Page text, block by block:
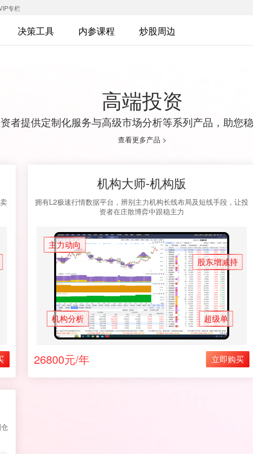
专栏
决策工具 内参课程 炒股周边
高端投资
者提供定制化服务与高级市场分析等系列产品，助您
查看更多产品 >
机构大师-机构版
拥有L2极速行情数据平台，辨别主力机构长线布局及短线手段，让投
资者在庄散博弈中跟稳主力
机构分析
股东增减持
超级单
主力动向
26800元/年 立即购买